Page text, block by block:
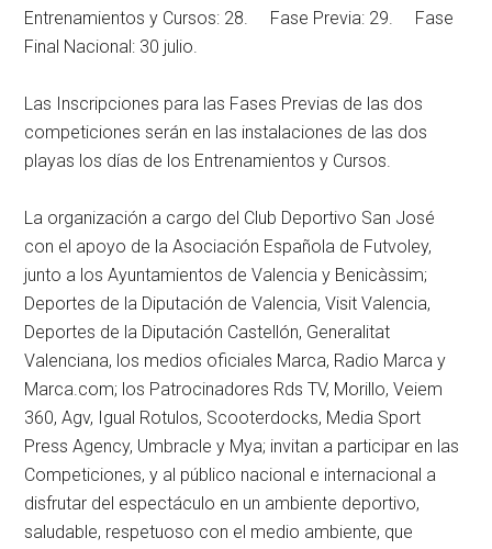
Entrenamientos y Cursos: 28. Fase Previa: 29. Fase
Final Nacional: 30 julio.
Las Inscripciones para las Fases Previas de las dos
competiciones serán en las instalaciones de las dos
playas los días de los Entrenamientos y Cursos.
La organización a cargo del Club Deportivo San José
con el apoyo de la Asociación Española de Futvoley,
junto a los Ayuntamientos de Valencia y Benicàssim;
Deportes de la Diputación de Valencia, Visit Valencia,
Deportes de la Diputación Castellón, Generalitat
Valenciana, los medios oficiales Marca, Radio Marca y
Marca.com; los Patrocinadores Rds TV, Morillo, Veiem
360, Agv, Igual Rotulos, Scooterdocks, Media Sport
Press Agency, Umbracle y Mya; invitan a participar en las
Competiciones, y al público nacional e internacional a
disfrutar del espectáculo en un ambiente deportivo,
saludable, respetuoso con el medio ambiente, que